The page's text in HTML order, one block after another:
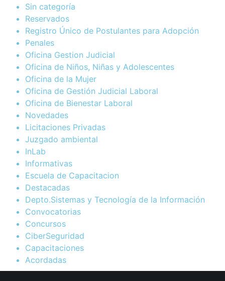
Sin categoría
Reservados
Registro Único de Postulantes para Adopción
Penales
Oficina Gestion Judicial
Oficina de Niños, Niñas y Adolescentes
Oficina de la Mujer
Oficina de Gestión Judicial Laboral
Oficina de Bienestar Laboral
Novedades
Licitaciones Privadas
Juzgado ambiental
InLab
Informativas
Escuela de Capacitacion
Destacadas
Depto.Sistemas y Tecnología de la Información
Convocatorias
Concursos
CiberSeguridad
Capacitaciones
Acordadas